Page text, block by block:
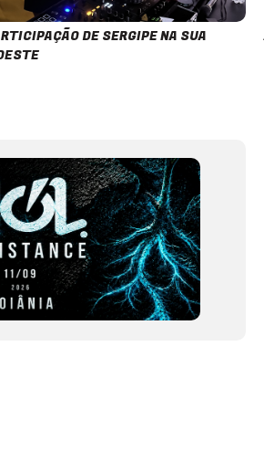
DE SERGIPE NA SUA